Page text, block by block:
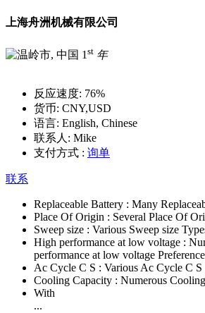
上海舟洲机械有限公司
1 st 年
反应速度: 76%
货币: CNY,USD
语言: English, Chinese
联系人: Mike
支付方式 : 询单
联系
Replaceable Battery : Many
Place Of Origin : Several Place Of
Sweep size : Various Sweep size
High performance at low voltage :
performance at low voltage
Ac Cycle C S : Various Ac Cycle C S
Cooling Capacity : Numerous
With
...